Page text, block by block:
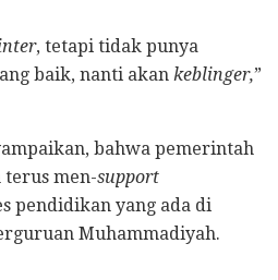
, tetapi tidak punya
baik, nanti akan keblinger,”
bahwa pemerintah
terus men-support
pendidikan yang ada di
Muhammadiyah.